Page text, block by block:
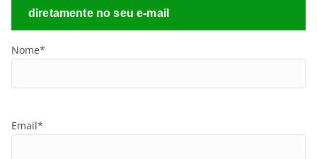
diretamente no seu e-mail
Nome*
Email*